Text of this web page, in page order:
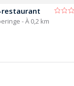
- À 0,2 km